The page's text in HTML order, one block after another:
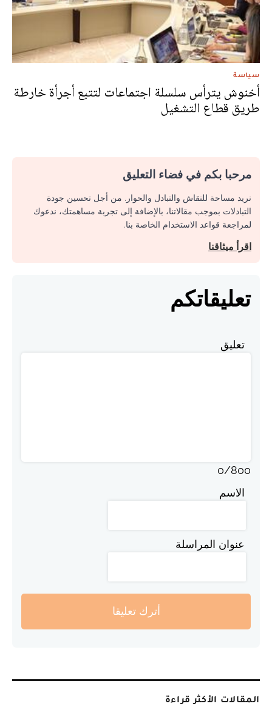
سياسة
أخنوش يترأس سلسلة اجتماعات لتتبع أجرأة خارطة
طريق قطاع التشغيل
مرحبا بكم في فضاء التعليق
نريد مساحة للنقاش والتبادل والحوار. من أجل تحسين جودة
التبادلات بموجب مقالاتنا، بالإضافة إلى تجربة مساهمتك، ندعوك
لمراجعة قواعد الاستخدام الخاصة بنا.
اقرأ ميثاقنا
تعليقاتكم
تعليق
0/800
الاسم
عنوان المراسلة
أترك تعليقا
المقالات الأكثر قراءة